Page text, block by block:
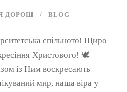
ДОРОШ BLOG
спільното! Щиро
Христового! 🕊️
із Ним воскресають
мир, наша віра у